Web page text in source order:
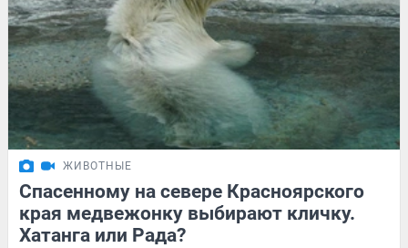
ЖИВОТНЫЕ
Спасенному на севере Красноярского
края медвежонку выбирают кличку.
Хатанга или Рада?